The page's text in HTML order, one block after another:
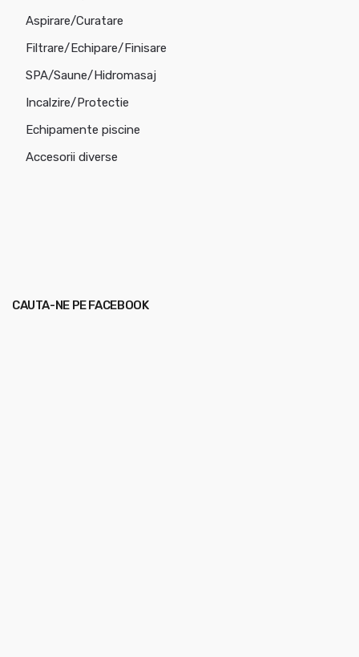
Aspirare/Curatare
Filtrare/Echipare/Finisare
SPA/Saune/Hidromasaj
Incalzire/Protectie
Echipamente piscine
Accesorii diverse
CAUTA-NE PE FACEBOOK